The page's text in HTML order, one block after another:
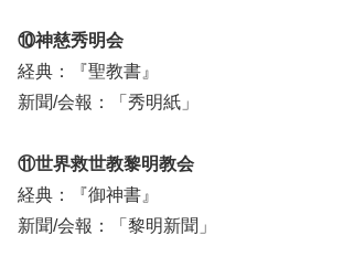
⑩神慈秀明会
経典：『聖教書』
新聞/会報：「秀明紙」
⑪世界救世教黎明教会
経典：『御神書』
新聞/会報：「黎明新聞」